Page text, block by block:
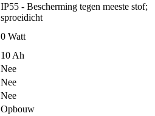
IP55 - Bescherming tegen meeste stof;
sproeidicht
0 Watt
10 Ah
Nee
Nee
Nee
Opbouw